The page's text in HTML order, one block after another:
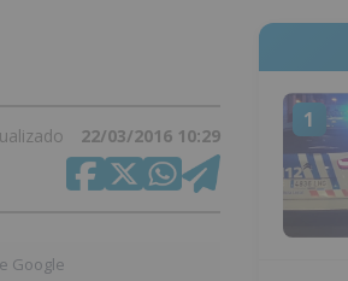
22/03/2016 10:29
Google
1